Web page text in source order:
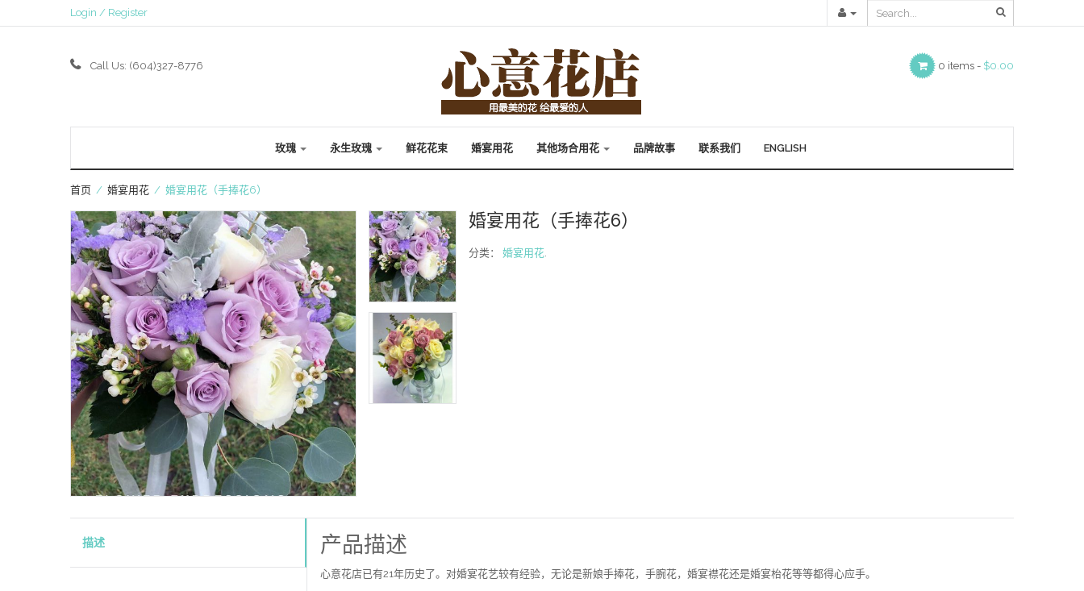
Login / Register
Call Us: (604)327-8776 0 items - $0.00
玫瑰 永生玫瑰 鲜花花束 婚宴用花 其他场合用花 品牌故事 联系我们 ENGLISH
首页 / 婚宴用花 / 婚宴用花（手捧花6）
婚宴用花（手捧花6）
分类： 婚宴用花.
描述 产品描述
心意花店已有21年历史了。对婚宴花艺较有经验，无论是新娘手捧花，手腕花，婚宴襟花还是婚宴枱花等等都得心应手。